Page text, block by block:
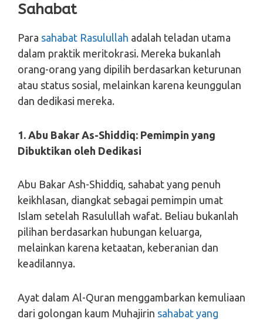
Sahabat
Para sahabat Rasulullah adalah teladan utama
dalam praktik meritokrasi. Mereka bukanlah
orang-orang yang dipilih berdasarkan keturunan
atau status sosial, melainkan karena keunggulan
dan dedikasi mereka.
1. Abu Bakar As-Shiddiq: Pemimpin yang
Dibuktikan oleh Dedikasi
Abu Bakar Ash-Shiddiq, sahabat yang penuh
keikhlasan, diangkat sebagai pemimpin umat
Islam setelah Rasulullah wafat. Beliau bukanlah
pilihan berdasarkan hubungan keluarga,
melainkan karena ketaatan, keberanian dan
keadilannya.
Ayat dalam Al-Quran menggambarkan kemuliaan
dari golongan kaum Muhajirin sahabat yang